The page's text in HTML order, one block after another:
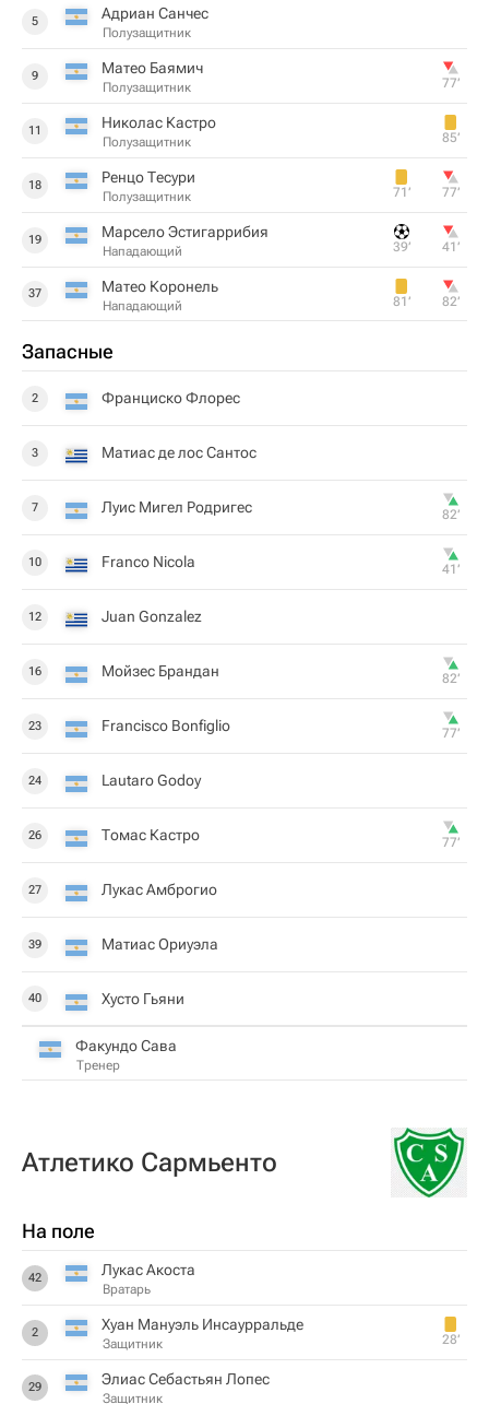
5 Адриан Санчес
Полузащитник
9 Матео Баямич
Полузащитник 77‎’‎
11 Николас Кастро
Полузащитник 85‎’‎
18 Ренцо Тесури
Полузащитник 71‎’‎ 77‎’‎
19 Марсело Эстигаррибия
Нападающий 39‎’‎ 41‎’‎
37 Матео Коронель
Нападающий 81‎’‎ 82‎’‎
Запасные
2 Франциско Флорес
3 Матиас де лос Сантос
7 Луис Мигел Родригес 82‎’‎
10 Franco Nicola 41‎’‎
12 Juan Gonzalez
16 Мойзес Брандан 82‎’‎
23 Francisco Bonfiglio 77‎’‎
24 Lautaro Godoy
26 Томас Кастро 77‎’‎
27 Лукас Амброгио
39 Матиас Ориуэла
40 Хусто Гьяни
Факундо Сава
Тренер
Атлетико Сармьенто
На поле
42 Лукас Акоста
Вратарь
2 Хуан Мануэль Инсаурральде
Защитник 28‎’‎
29 Элиас Себастьян Лопес
Защитник